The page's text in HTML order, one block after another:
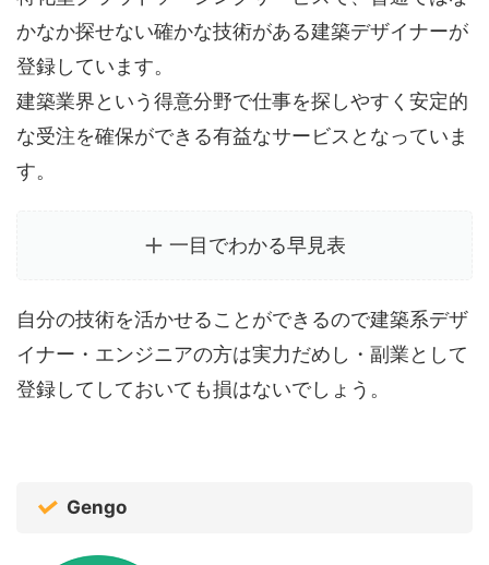
かなか探せない確かな技術がある建築デザイナーが
登録しています。
建築業界という得意分野で仕事を探しやすく安定的
な受注を確保ができる有益なサービスとなっていま
す。
一目でわかる早見表
自分の技術を活かせることができるので建築系デザ
イナー・エンジニアの方は実力だめし・副業として
登録してしておいても損はないでしょう。
Gengo